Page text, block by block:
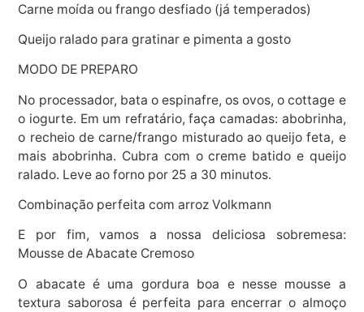
Carne moída ou frango desfiado (já temperados)
Queijo ralado para gratinar e pimenta a gosto
MODO DE PREPARO
No processador, bata o espinafre, os ovos, o cottage e
o iogurte. Em um refratário, faça camadas: abobrinha,
o recheio de carne/frango misturado ao queijo feta, e
mais abobrinha. Cubra com o creme batido e queijo
ralado. Leve ao forno por 25 a 30 minutos.
Combinação perfeita com arroz Volkmann
E por fim, vamos a nossa deliciosa sobremesa:
Mousse de Abacate Cremoso
O abacate é uma gordura boa e nesse mousse a
textura saborosa é perfeita para encerrar o almoço